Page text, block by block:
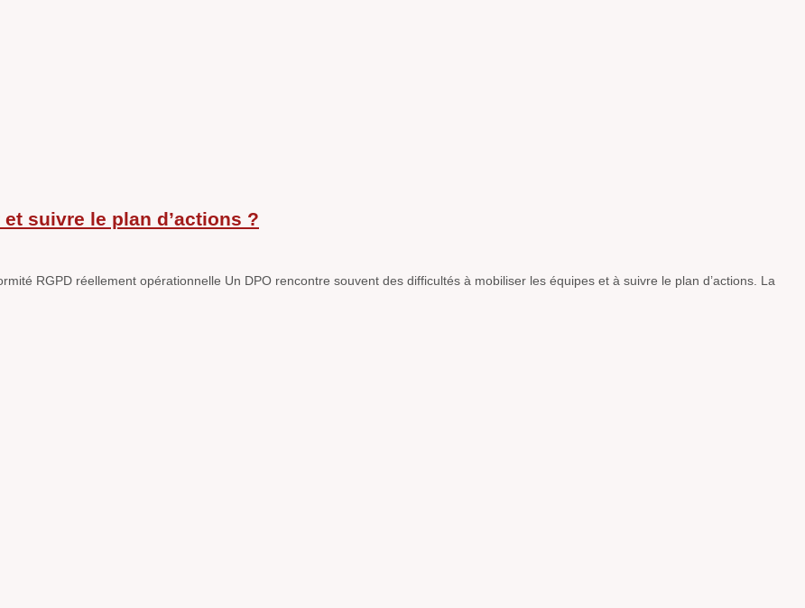
suivre le plan d’actions ?
RGPD réellement opérationnelle Un DPO rencontre souvent des difficultés à mobiliser les équipes et à suivre le plan d’actions. La